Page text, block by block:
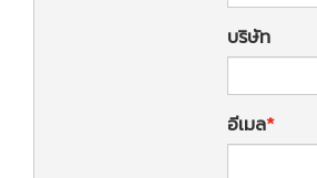
บริษัท
อีเมล